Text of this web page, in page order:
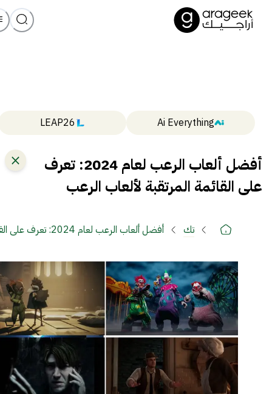
Ai Everything
LEAP26
أفضل ألعاب الرعب لعام 2024: تعرف
على القائمة المرتقبة لألعاب الرعب
تك أفضل ألعاب الرعب لعام 2024: تعرف على القائمة المرتقبة لألعاب الرعب